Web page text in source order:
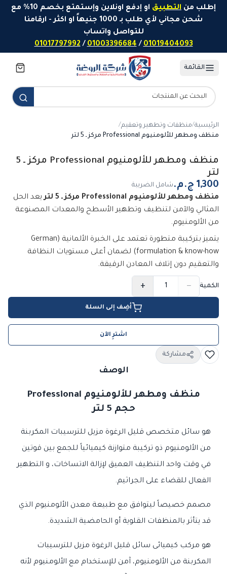
تخطَّ إلى المحتوى
إطلب من التطبيق
او إدفع اونلاين وإستمتع بخصم 10% مع
شحن مجاني لأي طلب بـ 1000 جنيهاً او اكثر - ارقامنا
للتواصل واتساب
01019404093
/
01003396684
/
01017797992
القائمة
الرئيسية/منظفات وتطهير وتعقيم/
منظف ومطهر للألومنيوم Professional مركز ـ 5 لتر
منظف ومطهر للألومنيوم Professional مركز ـ 5
لتر
شامل الضريبة
منظف ومطهر للألومنيوم Professional مركز ـ 5 لتر
يعد الحل
المثالي والآمن لتنظيف وتطهير الأسطح والمعدات المصنوعة
من الألومنيوم.
يتميز بتركيبة متطورة تعتمد على الخبرة الألمانية (German
formulation & know-how) لضمان أعلى مستويات النظافة
والتعقيم دون إتلاف المعادن الرقيقة.
الكمية −
+
أضِف إلى السلة
اشترِ الآن
مشاركة
الوصف
منظف ومطهر للألومنيوم Professional
حجم 5 لتر
هو سائل متخصص قليل الرغوة مزيل للترسيبات المكربنة
من الألومنيوم ذو تركيبة متوازنة كيميائياً للجمع بين قوتين
في وقت واحد التنظيف العميق لإزالة الاتساخات، و التطهير
الفعال للقضاء على الجراثيم.
مصمم خصيصاً ليتوافق مع طبيعة معدن الألومنيوم الذي
قد يتأثر بالمنظفات القلوية أو الحامضية الشديدة.
هو مركب كيميائى سائل قليل الرغوة مزيل للترسيبات
المكربنة من الألومنيوم، آمن للإستخدام مع الألومنيوم لأنه